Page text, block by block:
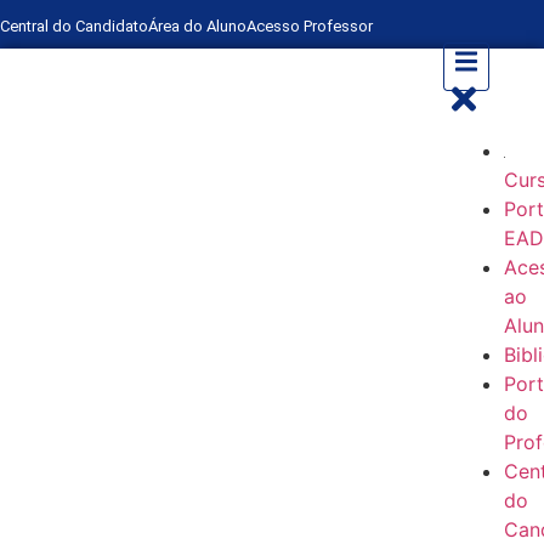
Central do CandidatoÁrea do AlunoAcesso Professor
EAD
ao
do
do